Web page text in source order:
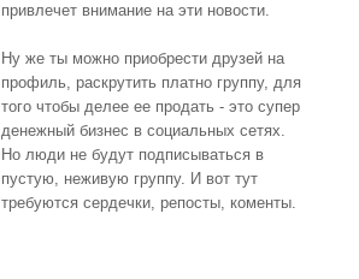
привлечет внимание на эти новости.
Ну же ты можно приобрести друзей на
профиль, раскрутить платно группу, для
того чтобы делее ее продать - это супер
денежный бизнес в социальных сетях.
Но люди не будут подписываться в
пустую, неживую группу. И вот тут
требуются сердечки, репосты, коменты.